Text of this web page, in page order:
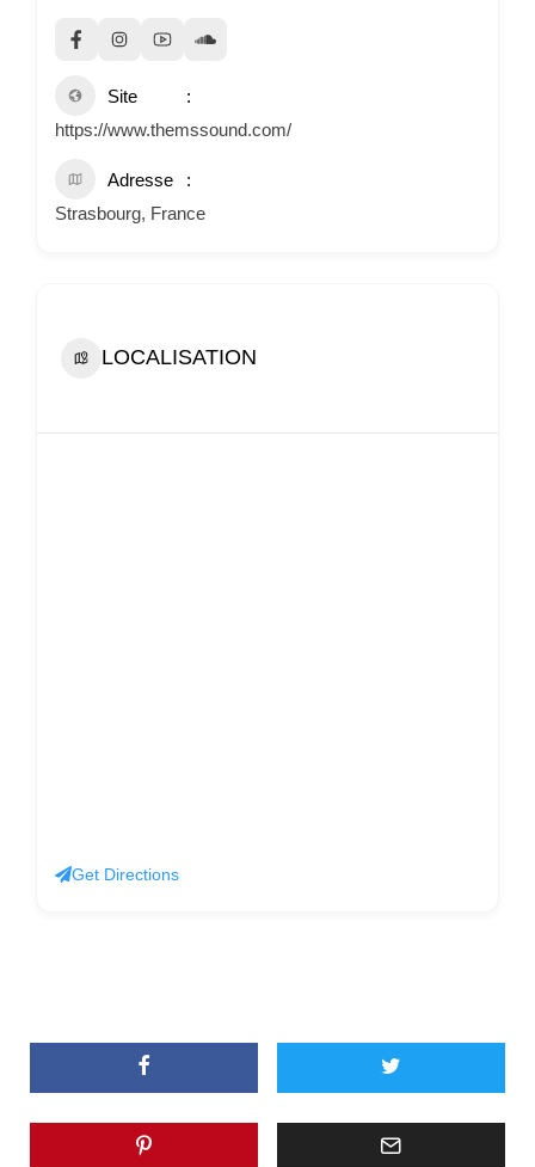
Site
https://www.themssound.com/
Adresse
Strasbourg, France
LOCALISATION
Get Directions